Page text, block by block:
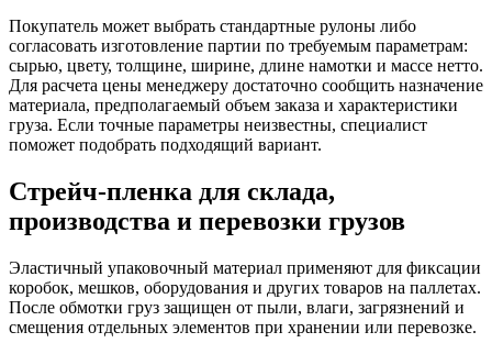
Покупатель может выбрать стандартные рулоны либо
согласовать изготовление партии по требуемым параметрам:
сырью, цвету, толщине, ширине, длине намотки и массе нетто.
Для расчета цены менеджеру достаточно сообщить назначение
материала, предполагаемый объем заказа и характеристики
груза. Если точные параметры неизвестны, специалист
поможет подобрать подходящий вариант.
Стрейч-пленка для склада,
производства и перевозки грузов
Эластичный упаковочный материал применяют для фиксации
коробок, мешков, оборудования и других товаров на паллетах.
После обмотки груз защищен от пыли, влаги, загрязнений и
смещения отдельных элементов при хранении или перевозке.